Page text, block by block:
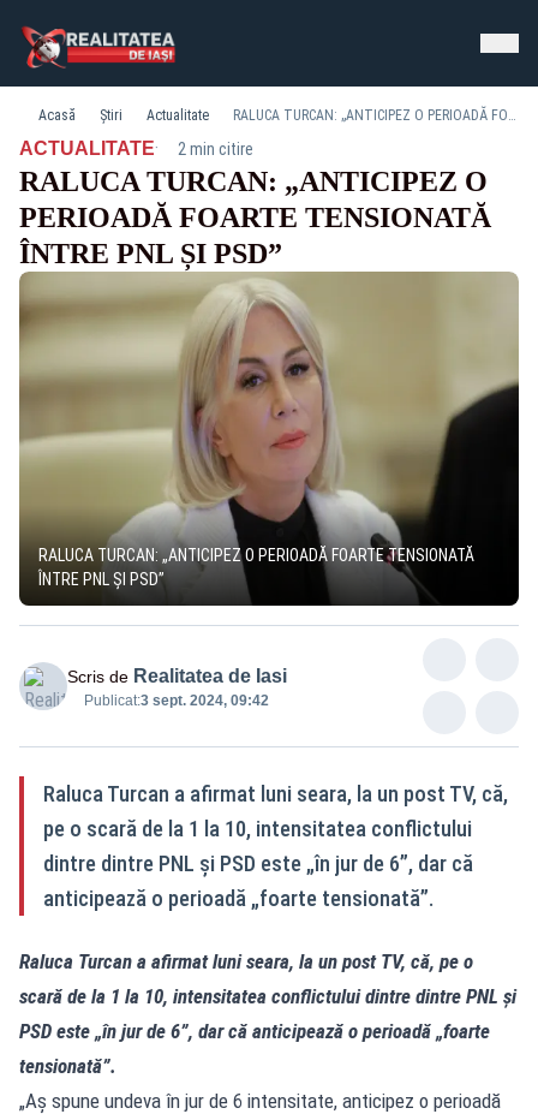
Acasă Știri Actualitate RALUCA TURCAN: „ANTICIPEZ O PERIOADĂ FOARTE TENSIONATĂ ÎNTRE PNL ȘI PSD”
ACTUALITATE· 2 min citire
RALUCA TURCAN: „ANTICIPEZ O
PERIOADĂ FOARTE TENSIONATĂ
ÎNTRE PNL ȘI PSD”
RALUCA TURCAN: „ANTICIPEZ O PERIOADĂ FOARTE TENSIONATĂ
ÎNTRE PNL ȘI PSD”
Scris de Realitatea de Iasi
Publicat:3 sept. 2024, 09:42
Raluca Turcan a afirmat luni seara, la un post TV, că,
pe o scară de la 1 la 10, intensitatea conflictului
dintre dintre PNL și PSD este „în jur de 6”, dar că
anticipează o perioadă „foarte tensionată”.
Raluca Turcan a afirmat luni seara, la un post TV, că, pe o
scară de la 1 la 10, intensitatea conflictului dintre dintre PNL și
PSD este „în jur de 6”, dar că anticipează o perioadă „foarte
tensionată”.
„Aș spune undeva în jur de 6 intensitate, anticipez o perioadă